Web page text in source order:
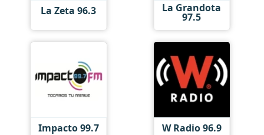
La Zeta 96.3 La Grandota
97.5
Impacto 99.7 W Radio 96.9